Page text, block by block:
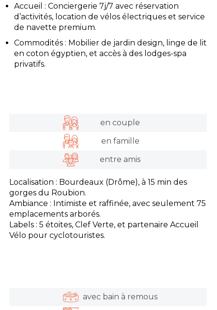
Accueil : Conciergerie 7j/7 avec réservation
d’activités, location de vélos électriques et service
de navette premium.
Commodités : Mobilier de jardin design, linge de lit
en coton égyptien, et accès à des lodges-spa
privatifs.
en couple
en famille
entre amis
Localisation : Bourdeaux (Drôme), à 15 min des
gorges du Roubion.
Ambiance : Intimiste et raffinée, avec seulement 75
emplacements arborés.
Labels : 5 étoites, Clef Verte, et partenaire Accueil
Vélo pour cyclotouristes.
avec bain à remous